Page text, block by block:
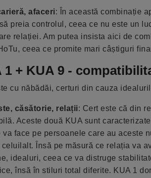
afaceri: În această combinație
preia controlul, ceea ce nu este un
relației. Am putea insista aici de
ceea ce promite mari câștiguri
1 + KUA 9 -
cu năbădăi, certuri din cauza
căsătorie, relații: Cert este că din
Aceste două KUA sunt
va face pe persoanele care au aceste
celuilalt. Însă pe măsură ce relația va
idealuri, ceea ce va distruge
însă în stiluri total diferite. KUA 1